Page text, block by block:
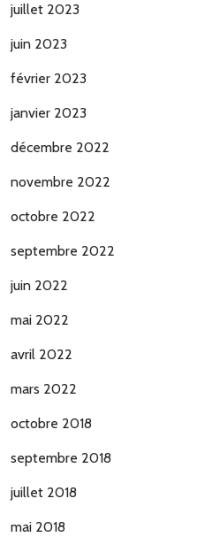
juillet 2023
juin 2023
février 2023
janvier 2023
décembre 2022
novembre 2022
octobre 2022
septembre 2022
juin 2022
mai 2022
avril 2022
mars 2022
octobre 2018
septembre 2018
juillet 2018
mai 2018